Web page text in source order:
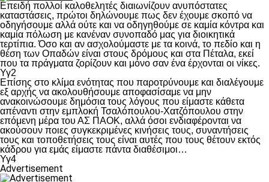
Επειδή πολλοί καλοθελητές διαιωνίζουν ανυπόστατες
καταστάσεις, πρώτοι δηλώνουμε πως δεν έχουμε σκοπό να
οδηγήσουμε αλλά ούτε και να οδηγηθούμε σε καμία κόντρα και
καμία πόλωση με κανέναν συνοπαδό μας για διοικητικά
τερτίπια. Όσο και αν ασχολούμαστε με τα κοινά, το πεδίο και η
θέση των Οπαδών είναι στους δρόμους και στα Πέταλα, εκεί
που τα πράγματα ζορίζουν και μόνο σαν ένα έρχονται οι νίκες.
Υγ2
Επίσης στο κλίμα ενότητας που παροτρύνουμε και διαλέγουμε
εξ αρχής να ακολουθήσουμε αποφασίσαμε να μην
ανακοινώσουμε δημόσια τους λόγους που είμαστε κάθετα
απέναντι στην εμπλοκή Τσαλόπουλου-Χατζόπουλου στην
επόμενη μέρα του ΑΣ ΠΑΟΚ, αλλά όσοι ενδιαφέρονται να
ακούσουν ποιες συγκεκριμένες κινήσεις τους, συναντήσεις
τους και τοποθετήσεις τους είναι αυτές που τους θέτουν εκτός
κάδρου για εμάς είμαστε πάντα διαθέσιμοι…
Υγ4
Advertisement